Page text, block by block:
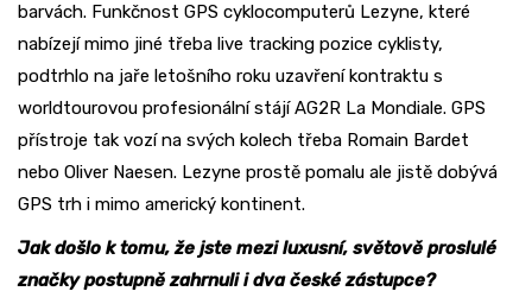
barvách. Funkčnost GPS cyklocomputerů Lezyne, které
nabízejí mimo jiné třeba live tracking pozice cyklisty,
podtrhlo na jaře letošního roku uzavření kontraktu s
worldtourovou profesionální stájí AG2R La Mondiale. GPS
přístroje tak vozí na svých kolech třeba Romain Bardet
nebo Oliver Naesen. Lezyne prostě pomalu ale jistě dobývá
GPS trh i mimo americký kontinent.
Jak došlo k tomu, že jste mezi luxusní, světově proslulé
značky postupně zahrnuli i dva české zástupce?